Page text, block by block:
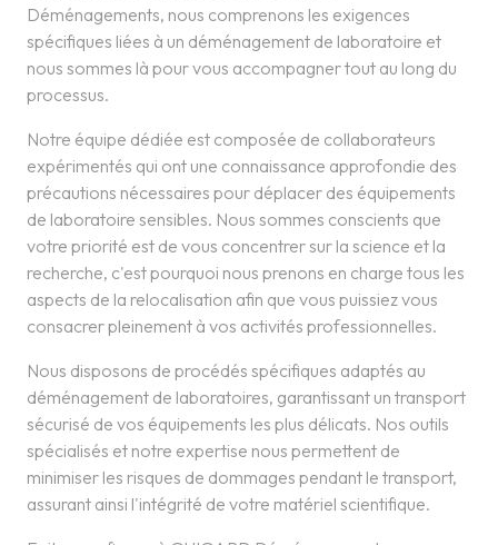
Déménagements, nous comprenons les exigences
spécifiques liées à un déménagement de laboratoire et
nous sommes là pour vous accompagner tout au long du
processus.
Notre équipe dédiée est composée de collaborateurs
expérimentés qui ont une connaissance approfondie des
précautions nécessaires pour déplacer des équipements
de laboratoire sensibles. Nous sommes conscients que
votre priorité est de vous concentrer sur la science et la
recherche, c'est pourquoi nous prenons en charge tous les
aspects de la relocalisation afin que vous puissiez vous
consacrer pleinement à vos activités professionnelles.
Nous disposons de procédés spécifiques adaptés au
déménagement de laboratoires, garantissant un transport
sécurisé de vos équipements les plus délicats. Nos outils
spécialisés et notre expertise nous permettent de
minimiser les risques de dommages pendant le transport,
assurant ainsi l'intégrité de votre matériel scientifique.